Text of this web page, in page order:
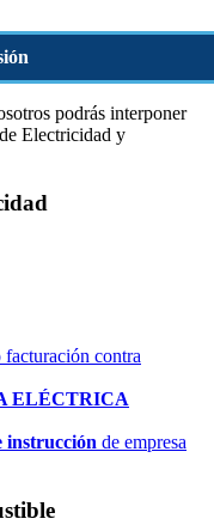
podrás interponer
Electricidad y
facturación contra
ELÉCTRICA
instrucción de empresa